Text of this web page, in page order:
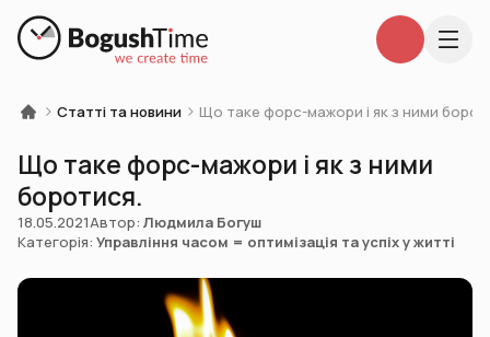
Статті та новини Що таке форс-мажори і як з ними
Що таке форс-мажори і як з ними
боротися.
18.05.2021Автор: Людмила Богуш
Категорія: Управління часом = оптимізація та успіх у житті